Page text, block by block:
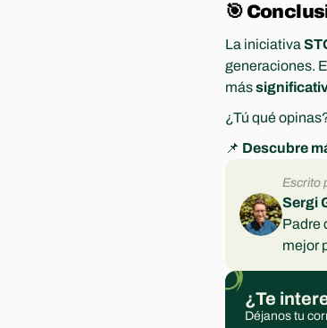
🎯
La iniciativa
generaciones.
más
¿Tú qué
📌 Descubre
Escrito
Sergi
Padre
mejor
¿Te
Déjanos tu